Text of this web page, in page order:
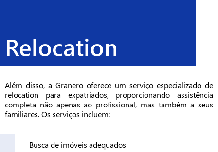
Relocation
Além disso, a Granero oferece um serviço especializado de
relocation para expatriados, proporcionando assistência
completa não apenas ao profissional, mas também a seus
familiares. Os serviços incluem:
Busca de imóveis adequados